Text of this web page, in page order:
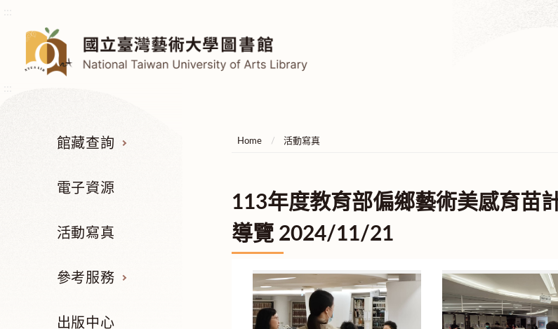
館藏查詢
電子資源
活動寫真
參考服務
出版中心
Home 活動寫真
113年度教育部偏鄉藝術美感育苗
導覽 2024/11/21